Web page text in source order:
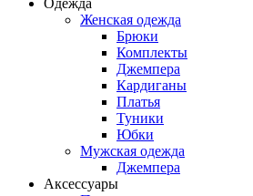
Одежда
Женская одежда
Брюки
Комплекты
Джемпера
Кардиганы
Платья
Туники
Юбки
Мужская одежда
Джемпера
Аксессуары